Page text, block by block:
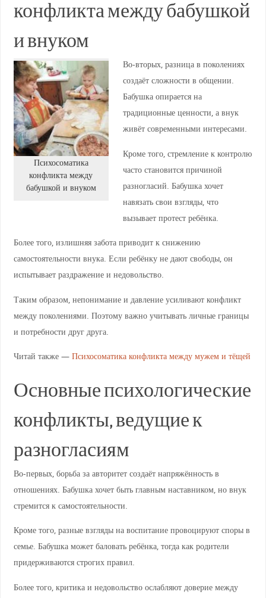
конфликта между бабушкой
и внуком
Психосоматика
конфликта между
бабушкой и внуком
Во-вторых, разница в поколениях
создаёт сложности в общении.
Бабушка опирается на
традиционные ценности, а внук
живёт современными интересами.
Кроме того, стремление к контролю
часто становится причиной
разногласий. Бабушка хочет
навязать свои взгляды, что
вызывает протест ребёнка.
Более того, излишняя забота приводит к снижению
самостоятельности внука. Если ребёнку не дают свободы, он
испытывает раздражение и недовольство.
Таким образом, непонимание и давление усиливают конфликт
между поколениями. Поэтому важно учитывать личные границы
и потребности друг друга.
Читай также — Психосоматика конфликта между мужем и тёщей
Основные психологические
конфликты, ведущие к
разногласиям
Во-первых, борьба за авторитет создаёт напряжённость в
отношениях. Бабушка хочет быть главным наставником, но внук
стремится к самостоятельности.
Кроме того, разные взгляды на воспитание провоцируют споры в
семье. Бабушка может баловать ребёнка, тогда как родители
придерживаются строгих правил.
Более того, критика и недовольство ослабляют доверие между